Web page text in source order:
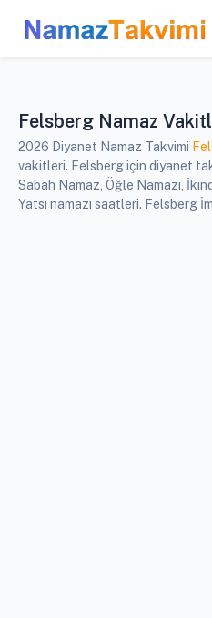
Felsberg Namaz
2026 Diyanet Namaz Takvimi
vakitleri. Felsberg için diyanet
Sabah Namaz, Öğle Namazı,
Yatsı namazı saatleri. Felsberg